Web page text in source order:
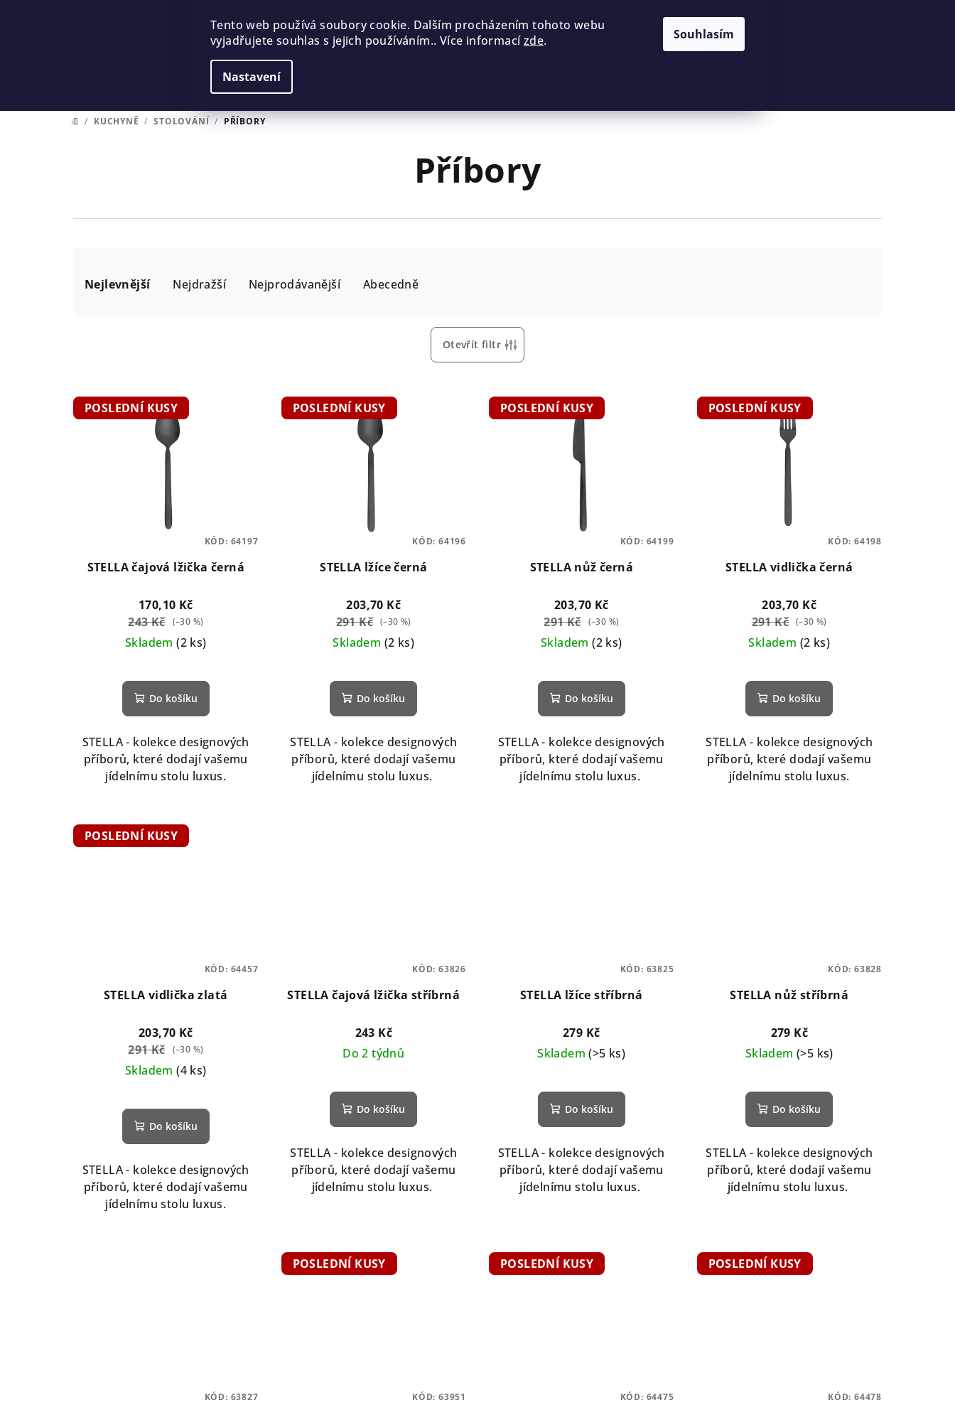
Tento web používá soubory cookie. Dalším procházením tohoto webu
vyjadřujete souhlas s jejich používáním.. Více informacízde.
Nastavení
Souhlasím
DOMŮ
/ KUCHYNĚ / STOLOVÁNÍ / PŘÍBORY
Příbory
a
í
p
k
Nejlevnější Nejdražší Nejprodávanější Abecedně
Otevřít filtr
V
ý
POSLEDNÍ KUSY
STELLA čajová lžička černá
170,10 Kč
243 Kč
(–30 %)
Skladem(2 ks)
Do košíku
STELLA - kolekce designových
příborů, které dodají vašemu
jídelnímu stolu luxus.
KÓD: 64197
POSLEDNÍ KUSY
STELLA lžíce černá
203,70 Kč
291 Kč (–30 %)
Skladem (2 ks)
Do košíku
STELLA - kolekce designových
příborů, které dodají vašemu
jídelnímu stolu luxus.
KÓD: 64196
POSLEDNÍ KUSY
STELLA nůž černá
203,70 Kč
291 Kč
(–30 %)
Skladem(2 ks)
Do košíku
STELLA - kolekce designových
příborů, které dodají vašemu
jídelnímu stolu luxus.
KÓD: 64199
POSLEDNÍ KUSY
STELLA vidlička černá
203,70 Kč
291 Kč (–30 %)
Skladem (2 ks)
Do košíku
STELLA - kolekce designových
příborů, které dodají vašemu
jídelnímu stolu luxus.
KÓD: 64198
POSLEDNÍ KUSY
STELLA vidlička zlatá
203,70 Kč
291 Kč
(–30 %)
Skladem(4 ks)
Do košíku
STELLA - kolekce designových
příborů, které dodají vašemu
jídelnímu stolu luxus.
KÓD: 64457
STELLA čajová lžička stříbrná
243 Kč
Do 2 týdnů
Do košíku
STELLA - kolekce designových
příborů, které dodají vašemu
jídelnímu stolu luxus.
KÓD: 63826
STELLA lžíce stříbrná
279 Kč
Skladem(>5 ks)
Do košíku
STELLA - kolekce designových
příborů, které dodají vašemu
jídelnímu stolu luxus.
KÓD: 63825
STELLA nůž stříbrná
279 Kč
Skladem (>5 ks)
Do košíku
STELLA - kolekce designových
příborů, které dodají vašemu
jídelnímu stolu luxus.
KÓD: 63828
KÓD: 63827
POSLEDNÍ KUSY
KÓD: 63951
POSLEDNÍ KUSY
KÓD: 64475
POSLEDNÍ KUSY
KÓD: 64478